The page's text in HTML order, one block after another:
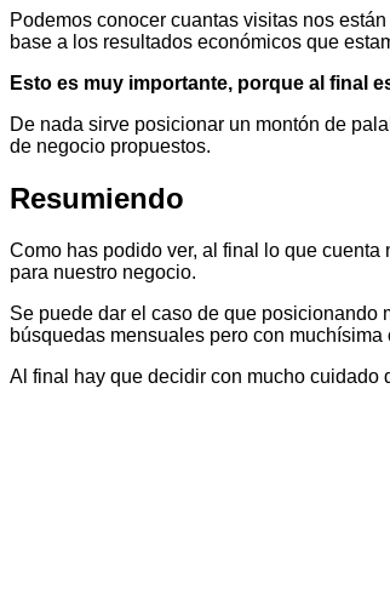
Podemos conocer cuantas visitas nos
base a los resultados económicos que
Esto es muy importante, porque al final
De nada sirve posicionar un montón de
de negocio propuestos.
Resumiendo
Como has podido ver, al final lo que
para nuestro negocio.
Se puede dar el caso de que posicionando
búsquedas mensuales pero con muchísima
Al final hay que decidir con mucho cuidado